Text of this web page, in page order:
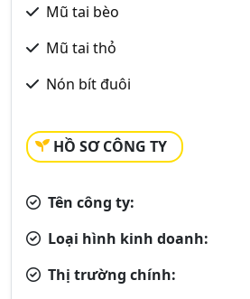
Mũ tai bèo
Mũ tai thỏ
Nón bít đuôi
HỒ SƠ CÔNG TY
Tên công ty:
Loại hình kinh doanh:
Thị trường chính: